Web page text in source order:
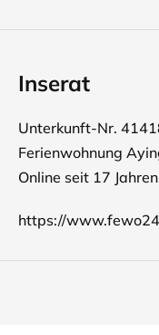
Inserat
Unterkunft-Nr.
Ferienwohnung
Online seit 17 Jahren
https://